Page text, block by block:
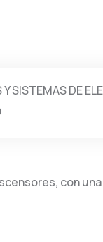
SISTEMAS DE
con